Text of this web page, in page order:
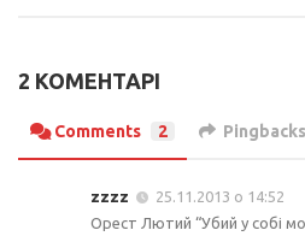
2 КОМЕНТАРІ
Comments 2 Pingbacks
zzzz
25.11.2013 о 14:52
Орест Лютий “Убий у собі